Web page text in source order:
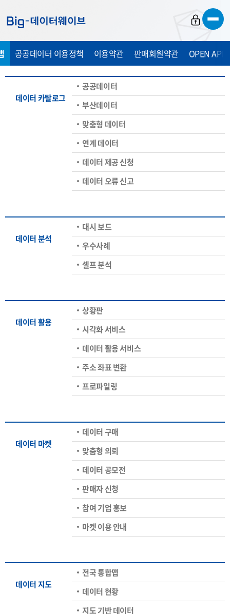
가
기
가
기
가
기
공공데이터 이용정책 이용약관 판매회원약관 OPEN API
데이터 카탈로그
공공데이터
부산데이터
맞춤형 데이터
연계 데이터
데이터 제공 신청
데이터 오류 신고
데이터 분석
대시 보드
우수사례
셀프 분석
데이터 활용
상황판
시각화 서비스
데이터 활용 서비스
주소 좌표 변환
프로파일링
데이터 마켓
데이터 구매
맞춤형 의뢰
데이터 공모전
판매자 신청
참여 기업 홍보
마켓 이용 안내
데이터 지도
전국 통합맵
데이터 현황
지도 기반 데이터